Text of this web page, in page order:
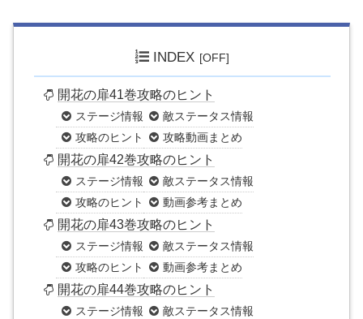
INDEX
開花の扉41巻攻略のヒント
ステージ情報
敵ステータス情報
攻略のヒント
攻略動画まとめ
開花の扉42巻攻略のヒント
ステージ情報
敵ステータス情報
攻略のヒント
動画参考まとめ
開花の扉43巻攻略のヒント
ステージ情報
敵ステータス情報
攻略のヒント
動画参考まとめ
開花の扉44巻攻略のヒント
ステージ情報
敵ステータス情報